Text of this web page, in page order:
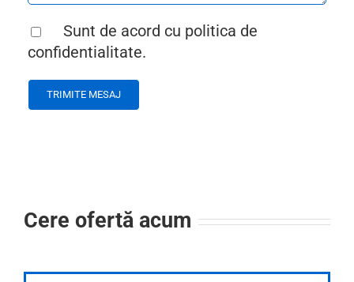
Sunt de acord cu politica de
confidentialitate.
Cere ofertă acum